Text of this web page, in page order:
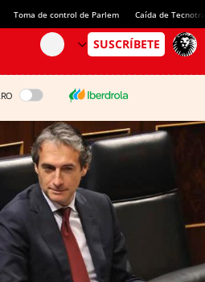
Toma de control de Parlem Caída de